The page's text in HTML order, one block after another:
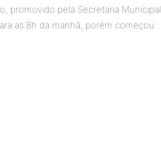
promovido pela Secretaria Municipal
as 8h da manhã, porém começou